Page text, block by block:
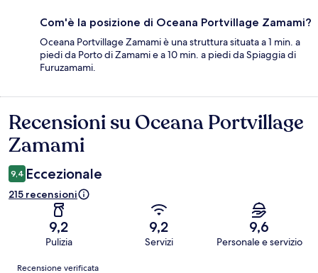
Com'è la posizione di Oceana Portvillage Zamami?
Oceana Portvillage Zamami è una struttura situata a 1 min. a
piedi da Porto di Zamami e a 10 min. a piedi da Spiaggia di
Furuzamami.
Recensioni
Recensioni su Oceana Portvillage
Zamami
9,4 Eccezionale
215 recensioni
9,2
Pulizia
9,2
Servizi
9,6
Personale e servizio
Recensioni
Recensione verificata